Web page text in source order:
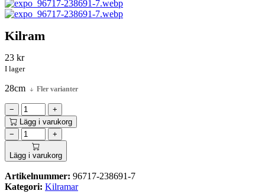
Kilram
23 kr
I lager
28cm Fler varianter
−
+
Lägg i varukorg
−
+
Lägg i varukorg
Artikelnummer: 96717-238691-7
Kategori: Kilramar